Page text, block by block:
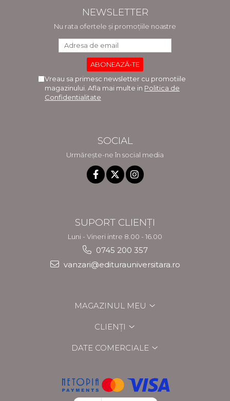
NEWSLETTER
Nu rata ofertele și promoțiile noastre
Vreau sa primesc newsletter cu promotiile
magazinului. Afla mai multe in Politica de
Confidentialitate
SOCIAL
Urmărește-ne în social media
SUPORT CLIENȚI
Luni - Vineri intre 8.00 - 16.00
0745 200 357
vanzari@editurauniversitara.ro
MAGAZINUL MEU
CLIENȚI
DATE COMERCIALE